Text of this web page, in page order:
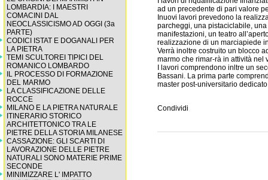
LOMBARDIA: I MAESTRI
COMACINI DAL
NEOCLASSICISMO AD OGGI (3a
PARTE)
CODICI ISTAT E DOGANALI PER
LA PIETRA
TEMI SCULTOREI TIPICI DEL
ROMANICO LOMBARDO
IL PROCESSO DI FORMAZIONE
DEL MARMO
LA CLASSIFICAZIONE DELLE
ROCCE
MILANO E LA PIETRA NATURALE
ITINERARIO STORICO
ARCHITETTONICO TRA LE
PIETRE DELLA STORIA MILANESE
CASSAZIONE: GLI SCARTI DI
LAVORAZIONE DELLE PIETRE
NATURALI SONO MATERIE PRIME
SECONDE
MINIMIZZARE L' IMPATTO
ad un precedente di pari valore
Inuovi lavori prevedono la
parcheggi, una pistaciclabile,
manifestazioni, un teatro
realizzazione di un marciapiede
Verrà inoltre costruito un blocco
marmo che rimar-rà in attività nel
I lavori comprendono inltre un
Bassani. La prima parte
master post-universitario
Condividi